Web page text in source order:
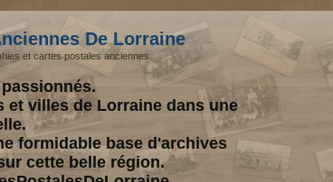
De Lorraine
et cartes postales anciennes.
et villes de Lorraine dans une
formidable base d'archives
cette belle région.